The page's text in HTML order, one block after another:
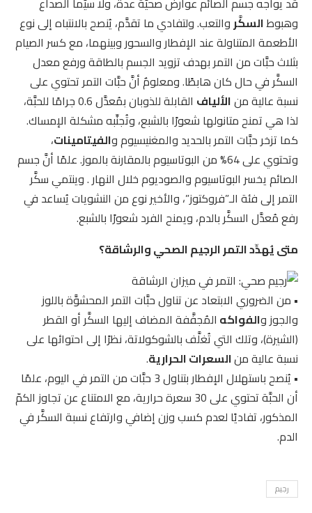
وهبوطالسكَّر والتعب. ولتفادي ما تقدَّم، يُنصح بالانتباه إلى نوع
الأطعمة المتناولة عند الإفطار والسحور وبينهما، مع كسر الصيام
بثلاث حبَّات من التمر بهدف تزويد الجسم بالطاقة ورفع معدل
السكَّر في حال كان هابطًا. ومعلومٌ أنَّ حبَّات التمر تحتوي على
نسبة عالية منالألياف
القابلة للذوبان بمُعدَّل 0.6 جرامًا للحبَّة،
لذا هي تمنح متانولها شعورًا بالشبع، وتُجنِّبه مشكلة الإمساك.
كما تزخر حبَّات التمر بالحديد والمغنيسيوم والفيتامينات،
وتحتوي على 64% من البوتاسيوم بالمقارنة بالموز. علمًا أنَّ جسم
الصائم يخسر البوتاسيوم والصوديوم خلال النهار . وينتمي سكَّر
التمر إلى فئة الـ”فروكتوز”، والأخير نوع من النشويات يُساعد في
رفع مُعدَّل السكَّر بالدم، ويمنح الفرد شعورًا بالشبع.
متى يُهدِّد التمر الرجيم الصحي والرشاقة؟
• من الضروري الابتعاد عن تناول حبَّات التمر المحشوَّة باللوز
والجوز والفواكه المُجفَّفة المضاف إليها السكَّر أو القطر
(الشيرة)، وتلك التي تُغلَّف بالشوكولاتة، نظرًا إلى احتوائها على
نسبة عالية منالسعرات الحرارية.
•
يُنصح باستهلال الإفطار بتناول 3 حبَّات من التمر في اليوم، علمًا
أن الحبَّة تحتوي على 30 سعرة حرارية، مع الامتناع عن تجاوز الكمّ
المذكور، تفاديًا لعدم كسب وزن إضافي وارتفاع نسبة السكَّر في
الدم.
رجيم